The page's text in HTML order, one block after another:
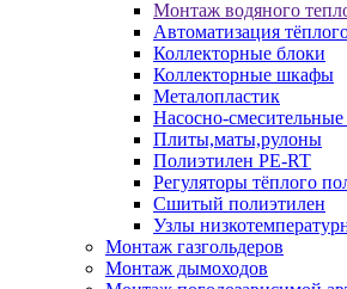
Монтаж водяного
Автоматизация
Коллекторные блоки
Коллекторные шкафы
Металопластик
Насосно-
Плиты,маты,рулоны
Полиэтилен PE-RT
Регуляторы тёплого
Сшитый полиэтилен
Узлы
Монтаж газгольдеров
Монтаж дымоходов